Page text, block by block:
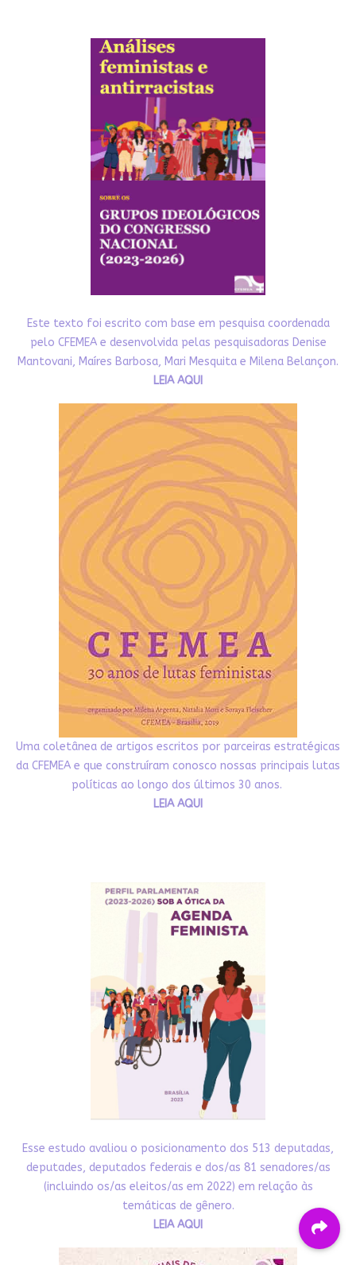
Este texto foi escrito com base em pesquisa coordenada
pelo CFEMEA e desenvolvida pelas pesquisadoras Denise
Mantovani, Maíres Barbosa, Mari Mesquita e Milena Belançon.
LEIA AQUI
Uma coletânea de artigos escritos por parceiras estratégicas
da CFEMEA e que construíram conosco nossas principais lutas
políticas ao longo dos últimos 30 anos.
LEIA AQUI
Esse estudo avaliou o posicionamento dos 513 deputadas,
deputades, deputados federais e dos/as 81 senadores/as
(incluindo os/as eleitos/as em 2022) em relação às
temáticas de gênero.
LEIA AQUI